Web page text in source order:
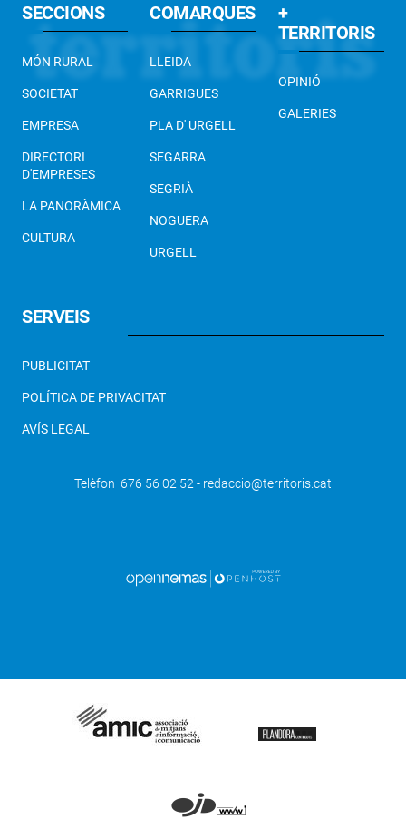
SECCIONS
MÓN RURAL
SOCIETAT
EMPRESA
DIRECTORI
D'EMPRESES
LA PANORÀMICA
CULTURA
COMARQUES
LLEIDA
GARRIGUES
PLA D' URGELL
SEGARRA
SEGRIÀ
NOGUERA
URGELL
+
TERRITORIS
OPINIÓ
GALERIES
SERVEIS
PUBLICITAT
POLÍTICA DE PRIVACITAT
AVÍS LEGAL
Telèfon 676 56 02 52 - redaccio@territoris.cat